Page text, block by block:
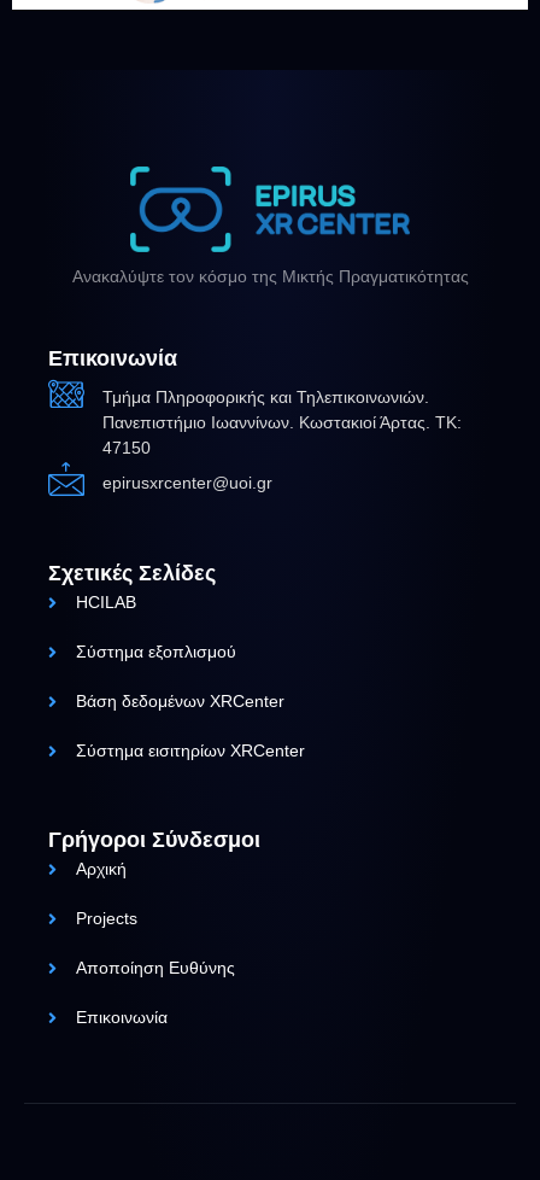
Ανακαλύψτε τον κόσμο της Μικτής Πραγματικότητας
Επικοινωνία
Τμήμα Πληροφορικής και Τηλεπικοινωνιών.
Πανεπιστήμιο Ιωαννίνων. Κωστακιοί Άρτας. ΤΚ:
47150
epirusxrcenter@uoi.gr
Σχετικές Σελίδες
HCILAB
Σύστημα εξοπλισμού
Βάση δεδομένων XRCenter
Σύστημα εισιτηρίων XRCenter
Γρήγοροι Σύνδεσμοι
Αρχική
Projects
Αποποίηση Ευθύνης
Επικοινωνία